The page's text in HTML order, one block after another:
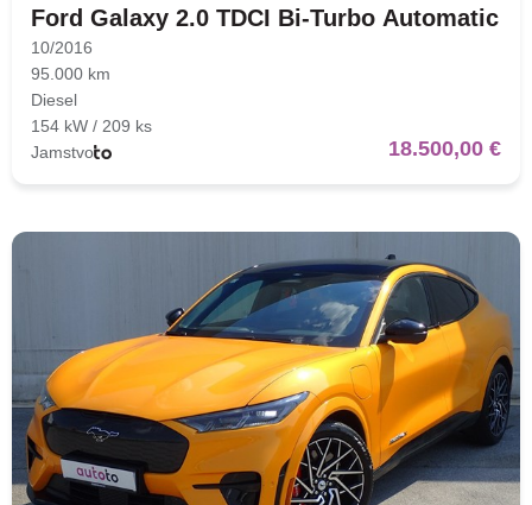
Ford Galaxy 2.0 TDCI Bi-Turbo Automatic
10/2016
95.000 km
Diesel
154 kW / 209 ks
Jamstvo
18.500,00 €